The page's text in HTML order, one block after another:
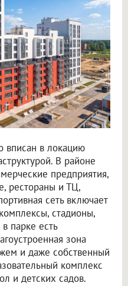
вписан в локацию
В районе
предприятия,
рестораны и ТЦ,
сеть включает
стадионы,
парке есть
зона
и даже собственный
комплекс
и детских садов.